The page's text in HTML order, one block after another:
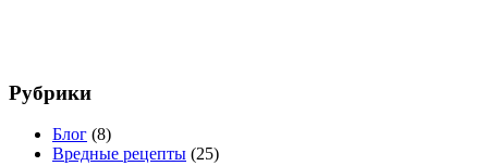
Рубрики
Блог (8)
Вредные рецепты (25)